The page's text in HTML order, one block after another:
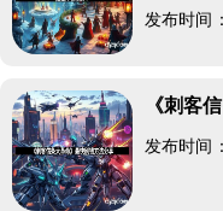
发布时间
《刺客
发布时间